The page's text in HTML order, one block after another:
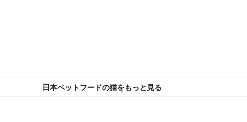
日本ペットフードの猫をもっと見る